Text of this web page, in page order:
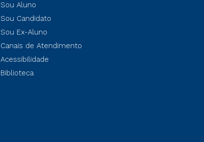
Sou Aluno
Sou Candidato
Sou Ex-Aluno
Canais de Atendimento
Acessibilidade
Biblioteca